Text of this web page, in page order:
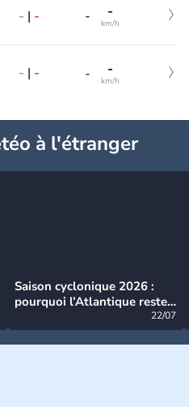
- | - - -
km/h
- | - - -
km/h
à l'étranger
Saison cyclonique 2026 :
pourquoi l’Atlantique reste
22/07